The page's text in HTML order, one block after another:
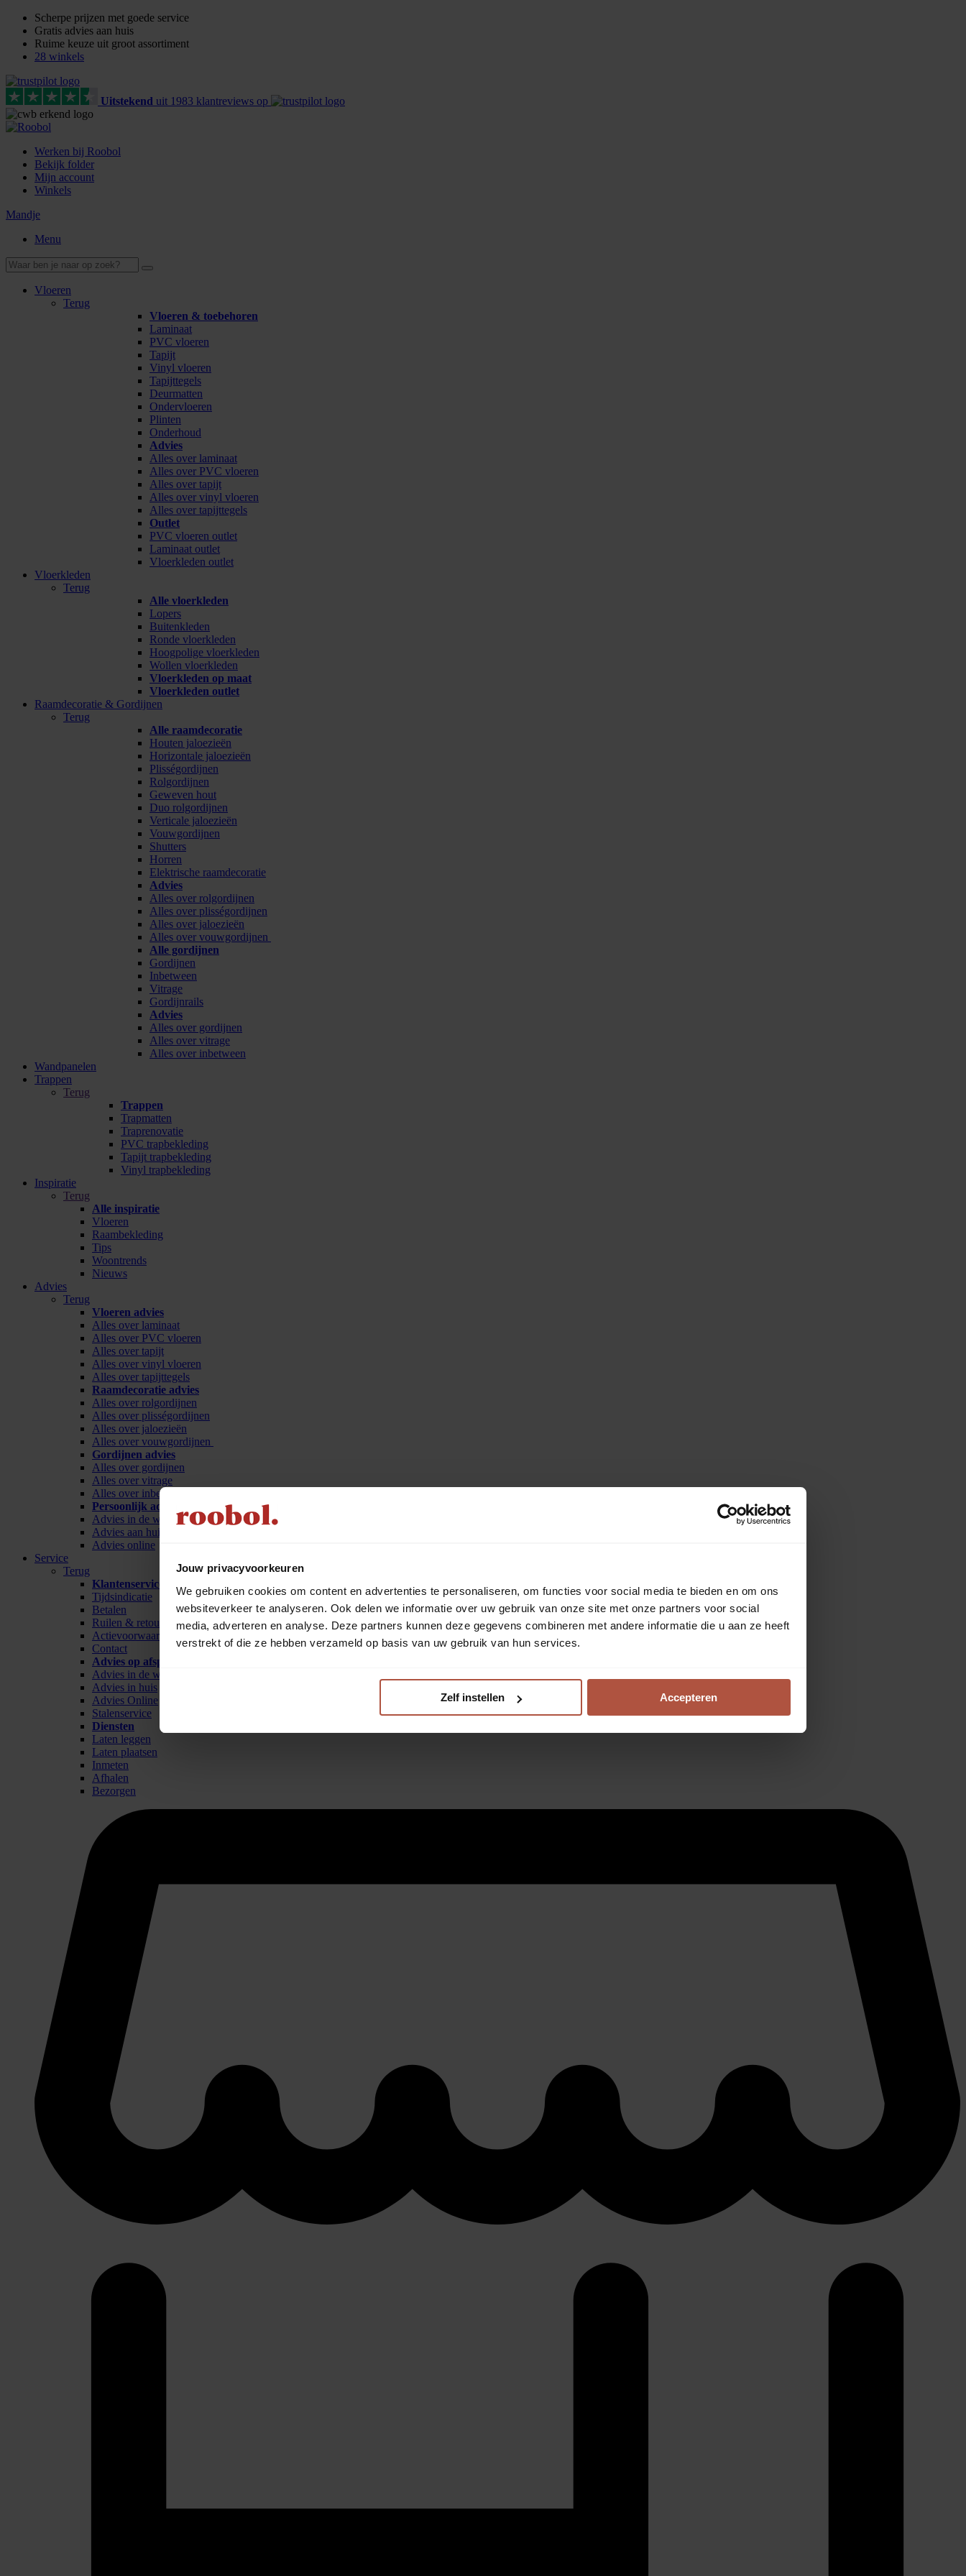
Jouw privacyvoorkeuren
We gebruiken cookies om content en advertenties te personaliseren, om functies voor social media te bieden en om ons
websiteverkeer te analyseren. Ook delen we informatie over uw gebruik van onze site met onze partners voor social
media, adverteren en analyse. Deze partners kunnen deze gegevens combineren met andere informatie die u aan ze heeft
verstrekt of die ze hebben verzameld op basis van uw gebruik van hun services.
Zelf instellen Accepteren
Scherpe prijzen met goede service
Gratis advies aan huis
Ruime keuze uit groot assortiment
28 winkels
Uitstekend uit 1983 klantreviews op
Werken bij Roobol
Bekijk folder
Mijn account
Winkels
Mandje
Menu
Vloeren
Terug
Vloeren & toebehoren
Laminaat
PVC vloeren
Tapijt
Vinyl vloeren
Tapijttegels
Deurmatten
Ondervloeren
Plinten
Onderhoud
Advies
Alles over laminaat
Alles over PVC vloeren
Alles over tapijt
Alles over vinyl vloeren
Alles over tapijttegels
Outlet
PVC vloeren outlet
Laminaat outlet
Vloerkleden outlet
Vloerkleden
Terug
Alle vloerkleden
Lopers
Buitenkleden
Ronde vloerkleden
Hoogpolige vloerkleden
Wollen vloerkleden
Vloerkleden op maat
Vloerkleden outlet
Raamdecoratie & Gordijnen
Terug
Alle raamdecoratie
Houten jaloezieën
Horizontale jaloezieën
Plisségordijnen
Rolgordijnen
Geweven hout
Duo rolgordijnen
Verticale jaloezieën
Vouwgordijnen
Shutters
Horren
Elektrische raamdecoratie
Advies
Alles over rolgordijnen
Alles over plisségordijnen
Alles over jaloezieën
Alles over vouwgordijnen
Alle gordijnen
Gordijnen
Inbetween
Vitrage
Gordijnrails
Advies
Alles over gordijnen
Alles over vitrage
Alles over inbetween
Wandpanelen
Trappen
Terug
Trappen
Trapmatten
Traprenovatie
PVC trapbekleding
Tapijt trapbekleding
Vinyl trapbekleding
Inspiratie
Terug
Alle inspiratie
Vloeren
Raambekleding
Tips
Woontrends
Nieuws
Advies
Terug
Vloeren advies
Alles over laminaat
Alles over PVC vloeren
Alles over tapijt
Alles over vinyl vloeren
Alles over tapijttegels
Raamdecoratie advies
Alles over rolgordijnen
Alles over plisségordijnen
Alles over jaloezieën
Alles over vouwgordijnen
Gordijnen advies
Alles over gordijnen
Alles over vitrage
Alles over inbetween
Persoonlijk advies
Advies in de winkel
Advies aan huis
Advies online
Service
Terug
Klantenservice
Tijdsindicatie
Betalen
Ruilen & retour
Actievoorwaarden
Contact
Advies op afspraak
Advies in de winkel
Advies in huis
Advies Online
Stalenservice
Diensten
Laten leggen
Laten plaatsen
Inmeten
Afhalen
Bezorgen